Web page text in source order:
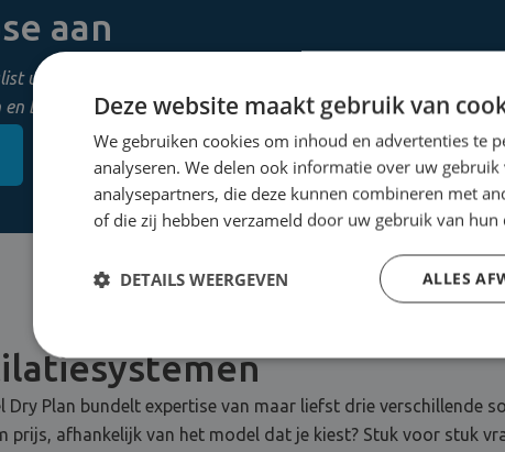
aan
uit Mechelen. Wij zorgen voor een uitgebreide
bedrijven in Vlaanderen.
0800 11 956
Plan bundelt expertise van maar liefst drie verschillende
prijs, afhankelijk van het model dat je kiest? Stuk voor stuk
Deze website maakt gebruik van
We gebruiken cookies om inhoud en advertenties te
analyseren. We delen ook informatie over uw
analysepartners, die deze kunnen combineren met
of die zij hebben verzameld door uw gebruik van hun
ALLES
DETAILS WEERGEVEN